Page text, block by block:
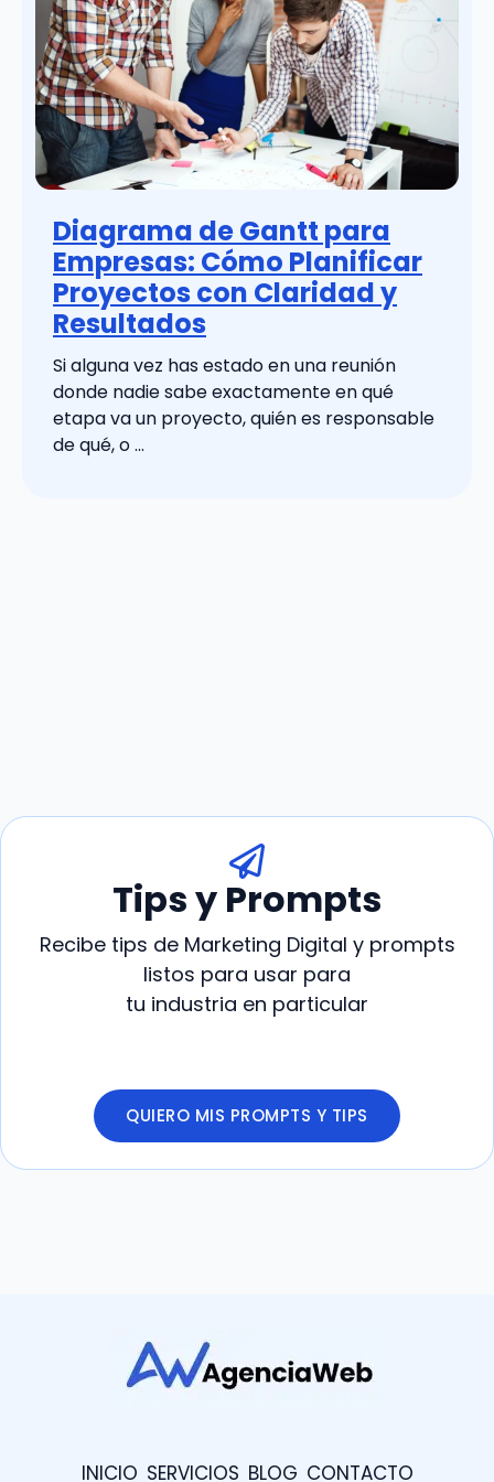
Diagrama de Gantt para
Empresas: Cómo Planificar
Proyectos con Claridad y
Resultados
Si alguna vez has estado en una reunión
donde nadie sabe exactamente en qué
etapa va un proyecto, quién es responsable
de qué, o ...
Tips y Prompts
Recibe tips de Marketing Digital y prompts
listos para usar para
tu industria en particular
QUIERO MIS PROMPTS Y TIPS
INICIO SERVICIOS BLOG CONTACTO